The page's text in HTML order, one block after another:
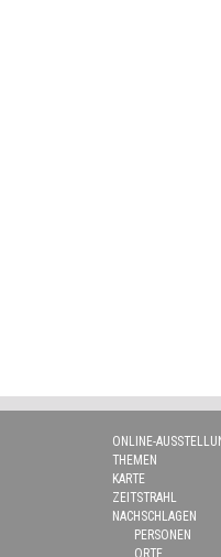
ONLINE-
THEMEN
KARTE
ZEITSTRAHL
NACHSCHLAGEN
PERSONEN
ORTE